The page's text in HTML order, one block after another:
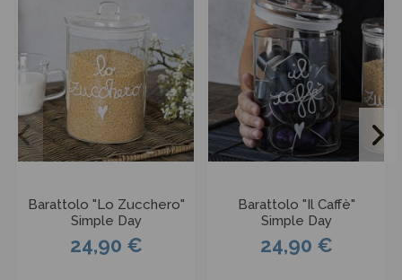
Barattolo "Lo Zucchero"
Simple Day
24,90 €
Barattolo "Il Caffè"
Simple Day
24,90 €